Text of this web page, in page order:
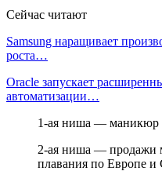
Сейчас читают
Samsung наращивает
роста…
Oracle запускает
автоматизации…
1-ая ниша —
2-ая ниша — продажи
плавания по Европе